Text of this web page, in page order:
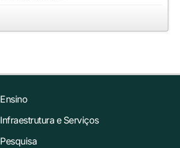
Ensino
Infraestrutura e Serviços
Pesquisa